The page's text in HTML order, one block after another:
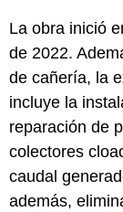
La obra inició
de 2022.
de cañería, la
incluye la
reparación de
colectores
caudal
además,